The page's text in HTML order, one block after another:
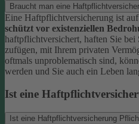
Braucht man eine
Eine Haftpflichtversicherung ist
schützt vor existenziellen
haftpflichtversichert, haften Sie bei
zufügen, mit Ihrem privaten
oftmals unproblematisch sind,
werden und Sie auch ein Leben
Ist eine
Ist eine Haftpflichtversicherung